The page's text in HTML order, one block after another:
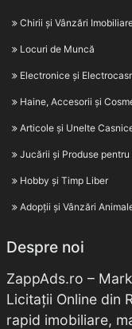
Chirii și Vânzări
Locuri de Muncă
Electronice și
Haine, Accesorii și
Articole și Unelte
Jucării și Produse pentru
Hobby și Timp Liber
Adopții și Vânzări
Despre noi
ZappAds.ro –
Licitații Online din
rapid imobiliare,